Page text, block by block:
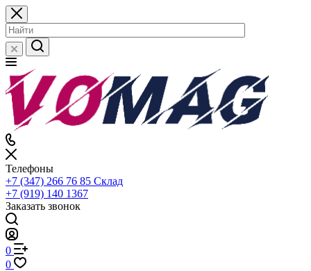
Телефоны
+7 (347) 266 76 85 Склад
+7 (919) 140 1367
Заказать звонок
0
0